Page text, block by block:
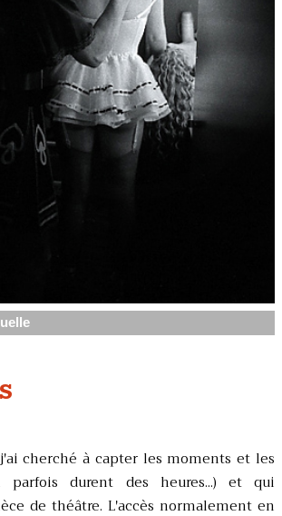
j'ai cherché à capter les moments et les
parfois durent des heures...) et qui
de théâtre. L'accès normalement en